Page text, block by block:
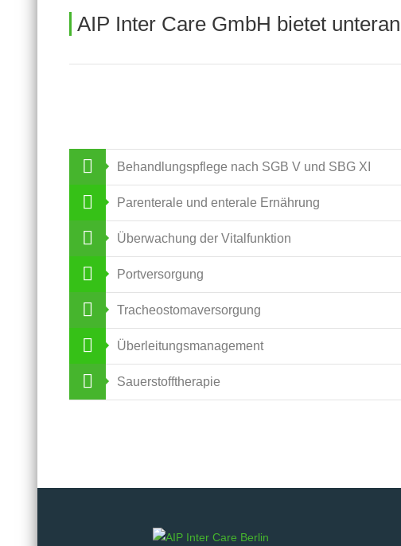
AIP Inter Care GmbH bietet
Behandlungspflege nach SGB V und SBG XI
Parenterale und enterale Ernährung
Überwachung der Vitalfunktion
Portversorgung
Tracheostomaversorgung
Überleitungsmanagement
Sauerstofftherapie